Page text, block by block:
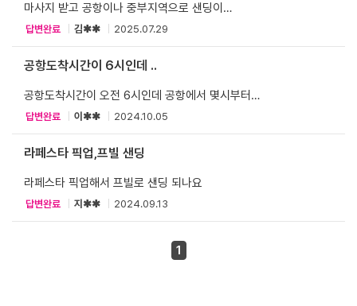
마사지 받고 공항이나 중부지역으로 샌딩이
가능한가요? 추가요금이 있다면 얼마인가요?
답변완료 김✱✱ 2025.07.29
공항도착시간이 6시인데 ..
공항도착시간이 오전 6시인데 공항에서 몇시부터
픽업가능한가요? 호텔 체크인은 오후 2시라
마사지후에 체크인 전까지 식사와 간단한 쇼핑을
해야할꺼 같은데 혹시 짐도 맡아주실수 있나요?
답변완료 이✱✱ 2024.10.05
라페스타 픽업,프빌 샌딩
라페스타 픽업해서 프빌로 샌딩 되나요
답변완료 지✱✱ 2024.09.13
1